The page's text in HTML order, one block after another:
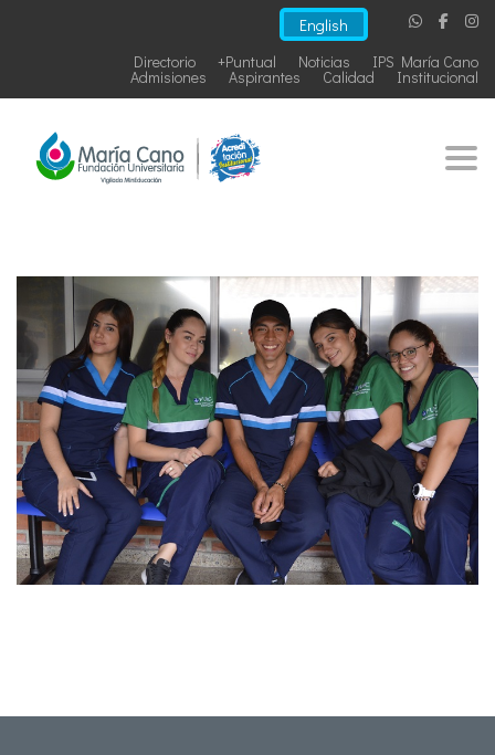
English
IPS María Cano
Noticias
+Puntual
Directorio
Institucional
Calidad
Aspirantes
Admisiones